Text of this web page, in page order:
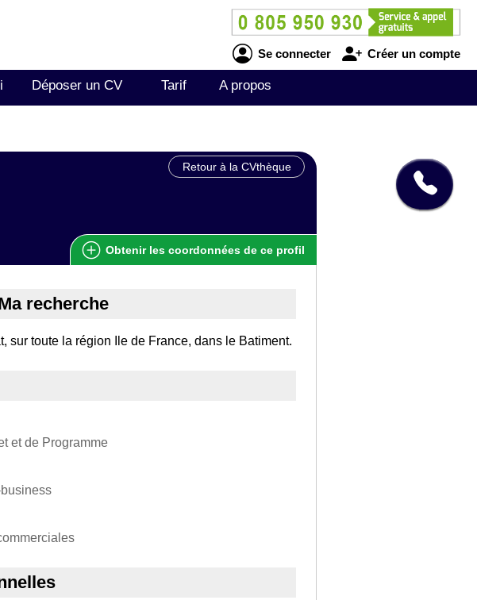
Se connecter Créer un compte
Déposer un CV Tarif A propos
Retour à la CVthèque
Obtenir les coordonnées de ce profil
recherche
sur toute la région Ile de France, dans le Batiment.
et de Programme